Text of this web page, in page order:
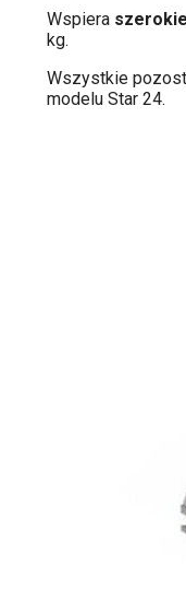
Wspiera
kg.
Wszystkie
modelu Star 24.